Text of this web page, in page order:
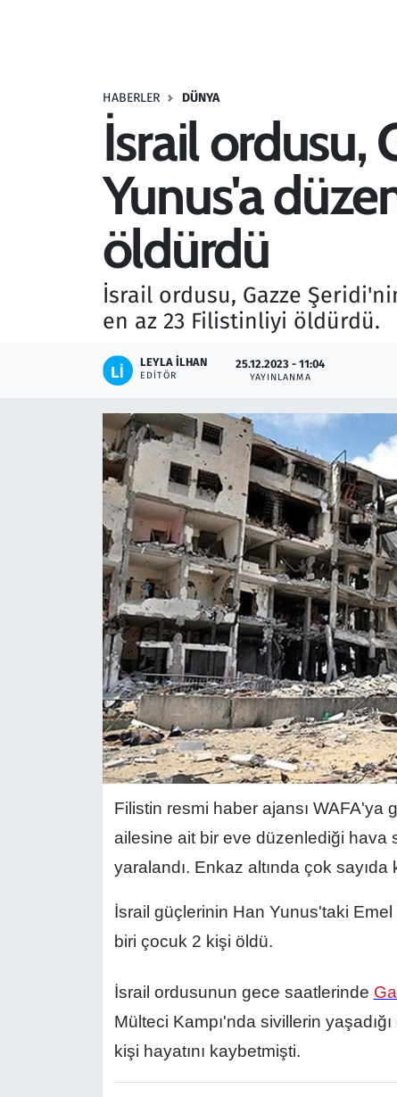
HABERLER DÜNYA
İsrail ordusu,
Yunus'a
öldürdü
İsrail ordusu, Gazze
en az 23 Filistinliyi öldürdü.
LEYLA İLHAN
EDITÖR
25.12.2023 - 11:04
YAYINLANMA
Filistin resmi haber ajansı WAFA'ya
ailesine ait bir eve düzenlediği hava
yaralandı. Enkaz altında çok
İsrail güçlerinin Han Yunus'taki
biri çocuk 2 kişi öldü.
İsrail ordusunun gece saatlerinde
Mülteci Kampı'nda sivillerin
kişi hayatını kaybetmişti.
Savunma Sanayi
Teknoloji ve Bilim
Televizyon